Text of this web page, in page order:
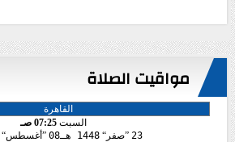
مواقيت الصلاة
السبت 07:25 صـ
23
صفر 1448 هـ 08 أغسطس